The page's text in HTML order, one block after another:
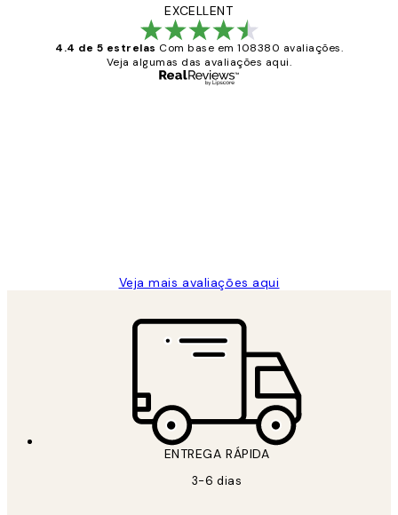
EXCELLENT
4.4 de 5 estrelas Com base em 108380 avaliações.
Veja algumas das avaliações aqui.
Veja mais avaliações aqui
ENTREGA RÁPIDA
3-6 dias